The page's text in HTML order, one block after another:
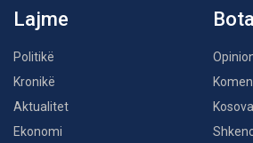
Lajme
Politikë
Kronikë
Aktualitet
Ekonomi
Bota